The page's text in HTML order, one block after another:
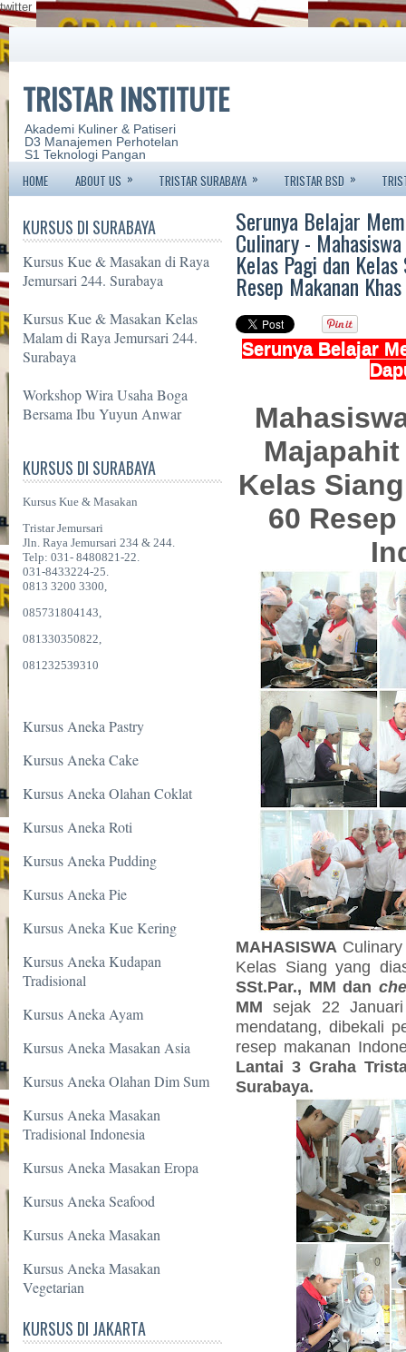
twitter
TRISTAR INSTITUTE
Akademi Kuliner & Patiseri
D3 Manajemen Perhotelan
S1 Teknologi Pangan
HOME ABOUT US » TRISTAR SURABAYA » TRISTAR BSD »
KURSUS DI SURABAYA
Kursus Kue & Masakan di Raya
Jemursari 244. Surabaya
Kursus Kue & Masakan Kelas
Malam di Raya Jemursari 244.
Surabaya
Workshop Wira Usaha Boga
Bersama Ibu Yuyun Anwar
KURSUS DI SURABAYA
Kursus Kue & Masakan
Tristar Jemursari
Jln. Raya Jemursari 234 & 244.
Telp: 031- 8480821-22.
031-8433224-25.
0813 3200 3300,
085731804143,
081330350822,
081232539310
Kursus Aneka Pastry
Kursus Aneka Cake
Kursus Aneka Olahan Coklat
Kursus Aneka Roti
Kursus Aneka Pudding
Kursus Aneka Pie
Kursus Aneka Kue Kering
Kursus Aneka Kudapan
Tradisional
Kursus Aneka Ayam
Kursus Aneka Masakan Asia
Kursus Aneka Olahan Dim Sum
Kursus Aneka Masakan
Tradisional Indonesia
Kursus Aneka Masakan Eropa
Kursus Aneka Seafood
Kursus Aneka Masakan
Kursus Aneka Masakan
Vegetarian
KURSUS DI JAKARTA
Serunya Belajar
Culinary -
Kelas Pagi dan
Resep Makanan
Serunya Belajar
Kelas
60
MAHASISWA
Kelas Siang yang
SSt.Par., MM dan
MM sejak 22
mendatang, dibekali
resep makanan
Lantai 3 Graha
Surabaya.